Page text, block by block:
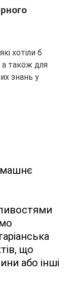
хотіли б
а також для
знань у
що
або інші